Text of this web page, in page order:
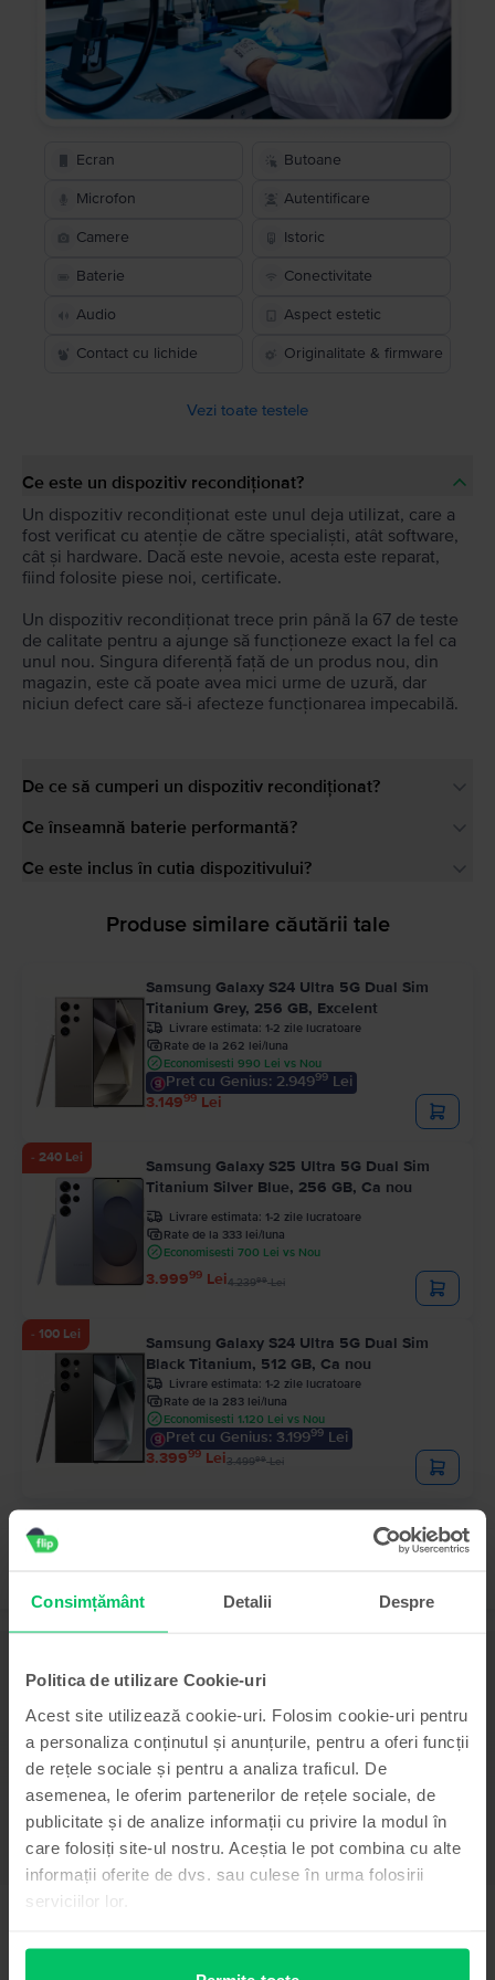
Consimțământ Detalii Despre
Politica de utilizare Cookie-uri
Acest site utilizează cookie-uri. Folosim cookie-uri pentru
a personaliza conținutul și anunțurile, pentru a oferi funcții
de rețele sociale și pentru a analiza traficul. De
asemenea, le oferim partenerilor de rețele sociale, de
publicitate și de analize informații cu privire la modul în
care folosiți site-ul nostru. Aceștia le pot combina cu alte
informații oferite de dvs. sau culese în urma folosirii
serviciilor lor.
Ecran Butoane
Microfon Autentificare
Camere Istoric
Baterie Conectivitate
Audio Aspect estetic
Contact cu lichide Originalitate & firmware
Vezi toate testele
Ce este un dispozitiv recondiționat?
Un dispozitiv recondiționat este unul deja utilizat, care a
fost verificat cu atenție de către specialiști, atât software,
cât și hardware. Dacă este nevoie, acesta este reparat,
fiind folosite piese noi, certificate.
Un dispozitiv recondiționat trece prin până la 67 de teste
de calitate pentru a ajunge să funcționeze exact la fel ca
unul nou. Singura diferență față de un produs nou, din
magazin, este că poate avea mici urme de uzură, dar
niciun defect care să-i afecteze funcționarea impecabilă.
De ce să cumperi un dispozitiv recondiționat?
Ce înseamnă baterie performantă?
Ce este inclus în cutia dispozitivului?
Produse similare căutării tale
Samsung Galaxy S24 Ultra 5G Dual Sim
Titanium Grey, 256 GB, Excelent
Livrare estimata: 1-2 zile lucratoare
Rate de la 262 lei/luna
Economisesti 990 Lei vs Nou
Pret cu Genius: 2.94999 Lei
3.14999 Lei
- 240 Lei
Samsung Galaxy S25 Ultra 5G Dual Sim
Titanium Silver Blue, 256 GB, Ca nou
Livrare estimata: 1-2 zile lucratoare
Rate de la 333 lei/luna
Economisesti 700 Lei vs Nou
3.99999 Lei4.23999Lei
- 100 Lei
Samsung Galaxy S24 Ultra 5G Dual Sim
Black Titanium, 512 GB, Ca nou
Livrare estimata: 1-2 zile lucratoare
Rate de la 283 lei/luna
Economisesti 1.120 Lei vs Nou
Pret cu Genius: 3.19999 Lei
3.39999 Lei3.49999Lei
Telefon mobil Samsung Galaxy S24 Plus 5G Dual Sim, Cobalt Violet,
512 GB, Excelent
Vezi mai mult
Informatii conformitate produs
Informatii siguranta produs
Informatii persoana responsabila
Specificații